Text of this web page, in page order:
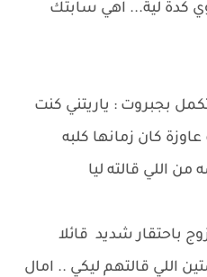
كدة لية... اهي سابتك
بجبروت : ياريتني كنت
كان زمانها كلبه
اللي قالته ليا
باحتقار شديد قائلا
اللي قالتهم ليكي .. امال